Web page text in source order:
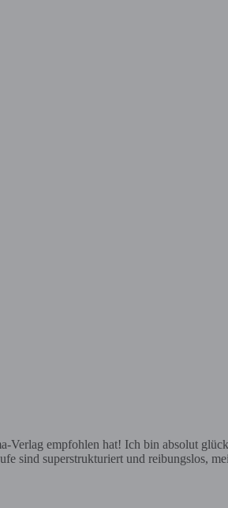
empfohlen hat! Ich bin absolut
sind superstrukturiert und reibungslos,